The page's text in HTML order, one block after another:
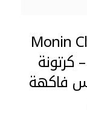
Monin
Syrup Package – كرتونة
فاكهة